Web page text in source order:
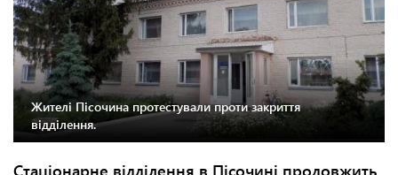
Жителі Пісочина протестували проти закриття
відділення.
Стаціонарне відділення в Пісочині продовжить